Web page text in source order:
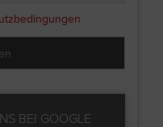
BEI GOOGLE